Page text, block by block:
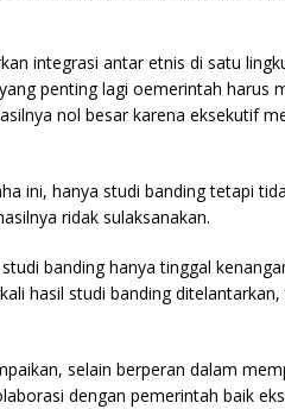
integrasi antar etnis di satu
penting lagi oemerintah harus
nol besar karena eksekutif
ini, hanya studi banding tetapi
ridak sulaksanakan.
banding hanya tinggal
hasil studi banding ditelantarkan,
selain berperan dalam
dengan pemerintah baik